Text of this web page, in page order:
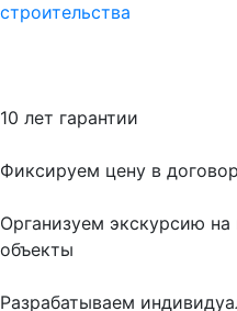
строительства
10 лет гарантии
Фиксируем цену в
Организуем экскурсию
объекты
Разрабатываем